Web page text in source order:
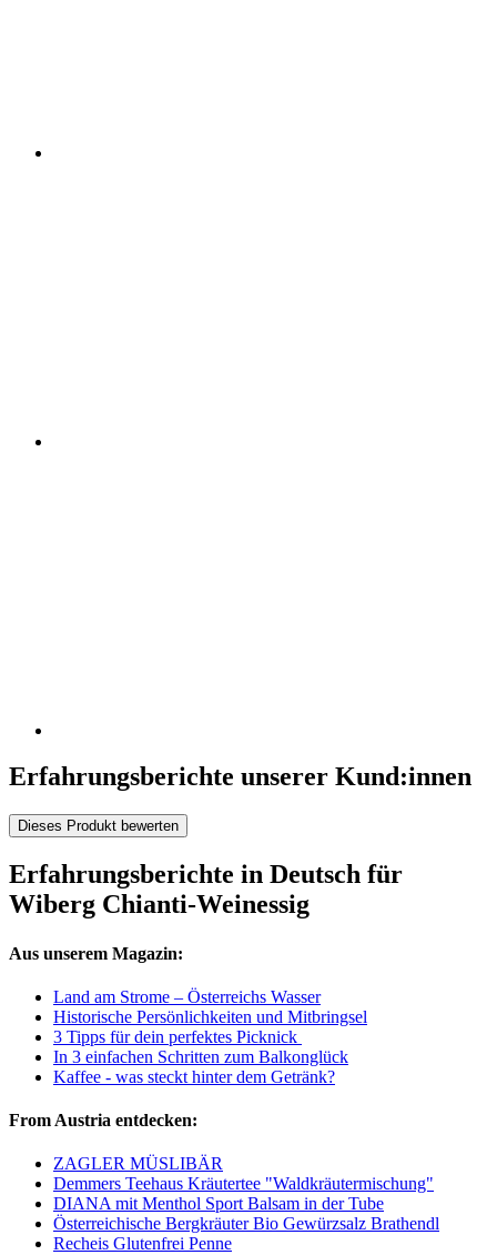
Erfahrungsberichte unserer Kund:innen
Dieses Produkt bewerten
Erfahrungsberichte in Deutsch für
Wiberg Chianti-Weinessig
Aus unserem Magazin:
Land am Strome – Österreichs Wasser
Historische Persönlichkeiten und Mitbringsel
3 Tipps für dein perfektes Picknick
In 3 einfachen Schritten zum Balkonglück
Kaffee - was steckt hinter dem Getränk?
From Austria entdecken:
ZAGLER MÜSLIBÄR
Demmers Teehaus Kräutertee "Waldkräutermischung"
DIANA mit Menthol Sport Balsam in der Tube
Österreichische Bergkräuter Bio Gewürzsalz Brathendl
Recheis Glutenfrei Penne